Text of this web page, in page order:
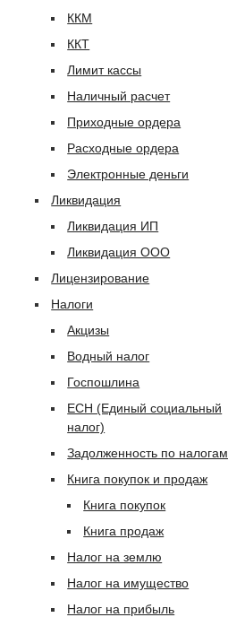
ККМ
ККТ
Лимит кассы
Наличный расчет
Приходные ордера
Расходные ордера
Электронные деньги
Ликвидация
Ликвидация ИП
Ликвидация ООО
Лицензирование
Налоги
Акцизы
Водный налог
Госпошлина
ЕСН (Единый социальный
налог)
Задолженность по налогам
Книга покупок и продаж
Книга покупок
Книга продаж
Налог на землю
Налог на имущество
Налог на прибыль